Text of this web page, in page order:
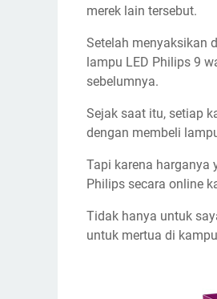
merek lain tersebut.
Setelah menyaksikan
lampu LED Philips 9
sebelumnya.
Sejak saat itu, setiap
dengan membeli
Tapi karena harganya
Philips secara online
Tidak hanya untuk
untuk mertua di